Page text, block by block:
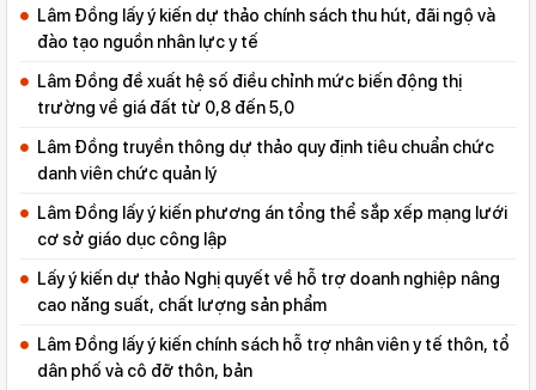
Lâm Đồng lấy ý kiến dự thảo chính sách thu hút, đãi ngộ và
đào tạo nguồn nhân lực y tế
Lâm Đồng đề xuất hệ số điều chỉnh mức biến động thị
trường về giá đất từ 0,8 đến 5,0
Lâm Đồng truyền thông dự thảo quy định tiêu chuẩn chức
danh viên chức quản lý
Lâm Đồng lấy ý kiến phương án tổng thể sắp xếp mạng lưới
cơ sở giáo dục công lập
Lấy ý kiến dự thảo Nghị quyết về hỗ trợ doanh nghiệp nâng
cao năng suất, chất lượng sản phẩm
Lâm Đồng lấy ý kiến chính sách hỗ trợ nhân viên y tế thôn, tổ
dân phố và cô đỡ thôn, bản